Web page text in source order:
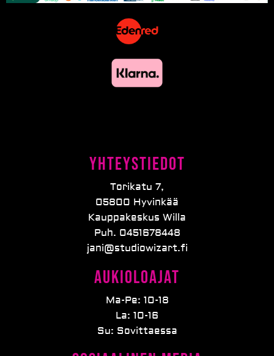
Yhteystiedot
Torikatu 7,
05800 Hyvinkää
Kauppakeskus Willa
Puh. 0451678448
jani@studiowizart.fi
Aukioloajat
Ma-Pe: 10-18
La: 10-16
Su: Sovittaessa